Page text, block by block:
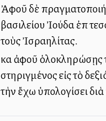
Ἀφοῦ δὲ
βασιλείου Ἰούδα ἐπὶ
τοὺς Ἰσραηλίτας.
καὶ ἀφοῦ ὁλοκληρώσῃς
στηριγμένος εἰς τὸ
τὴν ἔχω ὑπολογίσει